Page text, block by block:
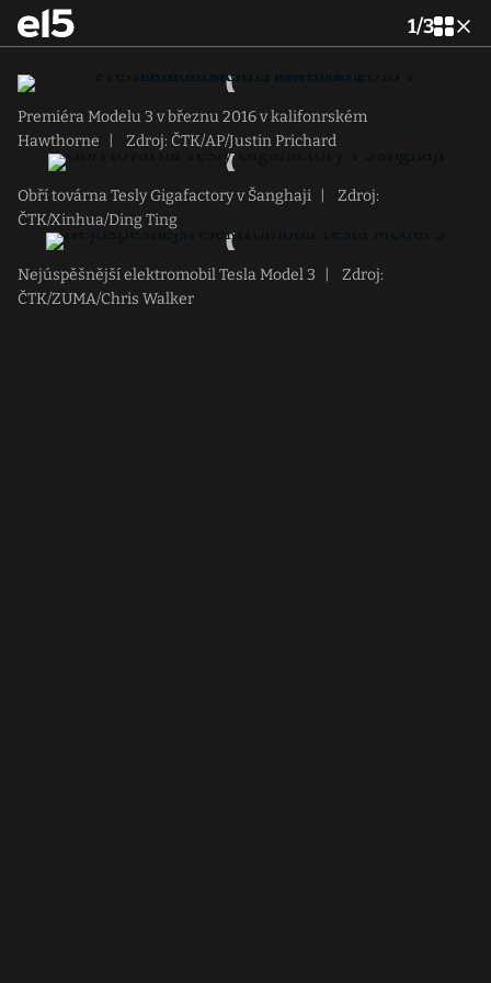
1/3
Premiéra Modelu 3 v březnu 2016 v kalifonrském
Hawthorne
Zdroj: ČTK/AP/Justin Prichard
Obří továrna Tesly Gigafactory v Šanghaji
Zdroj:
ČTK/Xinhua/Ding Ting
Nejúspěšnější elektromobil Tesla Model 3
Zdroj:
ČTK/ZUMA/Chris Walker